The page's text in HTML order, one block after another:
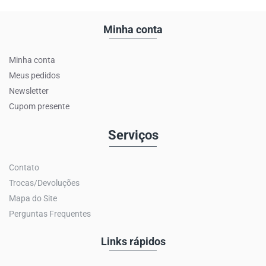
Minha conta
Minha conta
Meus pedidos
Newsletter
Cupom presente
Serviços
Contato
Trocas/Devoluções
Mapa do Site
Perguntas Frequentes
Links rápidos